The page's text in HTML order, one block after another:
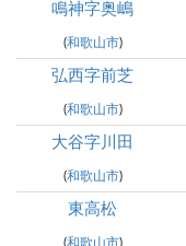
鳴神字奥嶋
(和歌山市)
弘西字前芝
(和歌山市)
大谷字川田
(和歌山市)
東高松
(和歌山市)